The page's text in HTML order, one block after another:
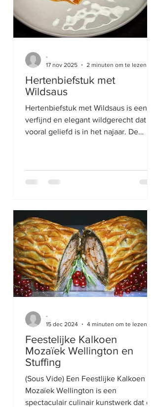
Hertenbiefstuk met
Wildsaus
Hertenbiefstuk met Wildsaus is een
verfijnd en elegant wildgerecht dat
vooral geliefd is in het najaar. De
wanneer hij medium rare wordt
met wildfond, rode wijn en/of port,
aangevuld met aromatische
ingrediënten zoals jeneverbessen,
tijm, rozemarijn en soms een vleugje
cranberry of vijg voor subtiele zoe
-
17 nov 2025
2 minuten om te lezen
Feestelijke Kalkoen
Mozaïek Wellington en
Stuffing
(Sous Vide) Een Feestlijke Kalkoen
Mozaïek Wellington is een
spectaculair culinair kunstwerk dat de
-
15 dec 2024
4 minuten om te lezen